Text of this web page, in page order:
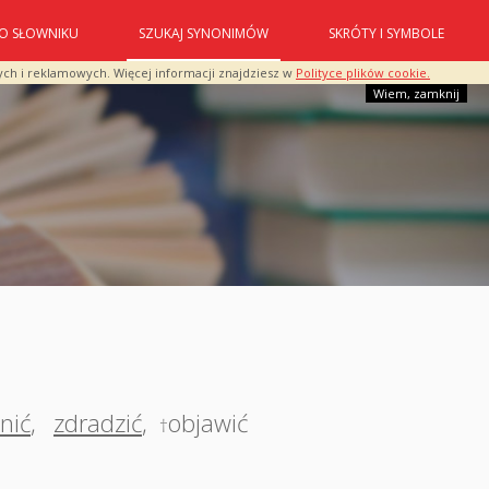
i reklamowych. Więcej informacji znajdziesz w Polityce plików cookie.
Wiem, zamknij
O SŁOWNIKU SZUKAJ SYNONIMÓW SKRÓTY I SYMBOLE
, zdradzić, †objawić